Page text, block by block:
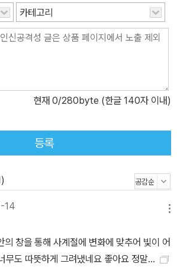
카테고리
현재 0/280byte (한글 140자 이내)
등록
14
의 창을 통해 사계절에 변화에 맞추어 빛이 어
무도 따뜻하게 그려냈네요 좋아요 정말...